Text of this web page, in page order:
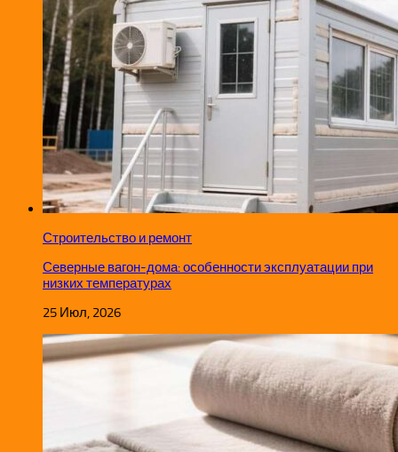
Строительство и ремонт
Северные вагон-дома: особенности эксплуатации при
низких температурах
25 Июл, 2026